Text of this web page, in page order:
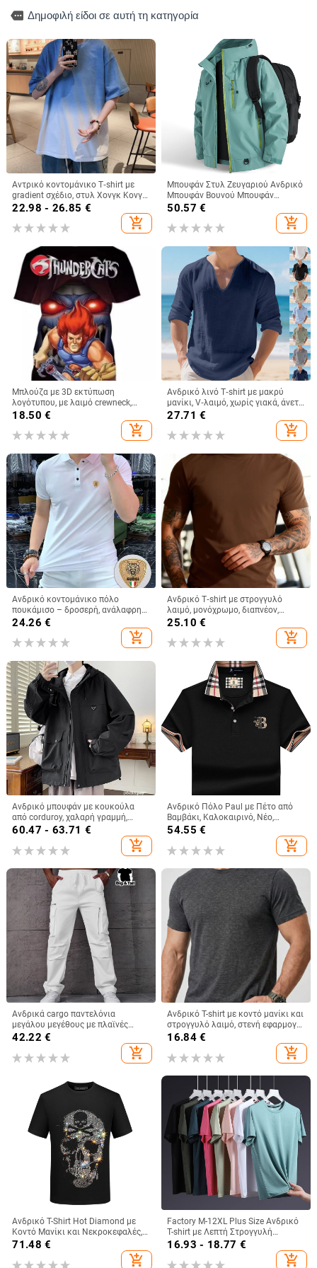
more Δημοφιλή είδοι σε αυτή τη κατηγορία
Αντρικό κοντομάνικο T‑shirt με
gradient σχέδιο, στυλ Χονγκ Κονγκ,
color-block, φαρδιά γραμμή
22.98 - 26.85 €
add_shopping_cart
Μπουφάν Στυλ Ζευγαριού Ανδρικό
Μπουφάν Βουνού Μπουφάν
Υπαίθρου Ορειβασίας Μπουφάν
50.57 €
add_shopping_cart
Μπλούζα με 3D εκτύπωση
λογότυπου, με λαιμό crewneck,
κοντά μανίκια, πολυεστέρα,
18.50 €
add_shopping_cart
Ανδρικό λινό T‑shirt με μακρύ
μανίκι, V‑λαιμό, χωρίς γιακά, άνετη
γραμμή
27.71 €
add_shopping_cart
Ανδρικό κοντομάνικο πόλο
πουκάμισο – δροσερή, ανάλαφρη
εφαρμογή, γιακάς πόλο, casual
24.26 €
add_shopping_cart
Ανδρικό T‑shirt με στρογγυλό
λαιμό, μονόχρωμο, διαπνέον,
γρήγορο στέγνωμα, βασικό
στρώμα για αθλητικά, κοντό
μανίκι
25.10 €
add_shopping_cart
Ανδρικό μπουφάν με κουκούλα
από corduroy, χαλαρή γραμμή,
αποσπώμενη κουκούλα, μακριά
μανίκια, κανονικό μήκος, κύριο
ύφασμα: τρίχωμα κουνελιού,
60.47 - 63.71 €
add_shopping_cart
Ανδρικό Πόλο Paul με Πέτο από
Βαμβάκι, Καλοκαιρινό, Νέο,
Επαγγελματικό, Casual, Ριχτό,
Κοντομάνικο T-Shirt, Ανδρικό,
Μοντέρνο
54.55 €
add_shopping_cart
Ανδρικά cargo παντελόνια
μεγάλου μεγέθους με πλαϊνές
τσέπες με καπάκια, φαρδιά γραμμή
42.22 €
add_shopping_cart
Ανδρικό T-shirt με κοντό μανίκι και
στρογγυλό λαιμό, στενή εφαρμογή,
δροσερό μείγμα πολυεστέρα, 180
g, κατάλληλο για καθημερινή
χρήση το καλοκαίρι, την άνοιξη
16.84€
add_shopping_cart
Ανδρικό T-Shirt Hot Diamond με
Κοντό Μανίκι και Νεκροκεφαλές,
Μοντέρνο Ευρωπαϊκό T-Shirt Spirit
Boy, Μεγάλο Μέγεθος, Casual
Ανδρικό Ημίμανικο, από Βαμβάκι
71.48 €
add_shopping_cart
Factory M-12XL Plus Size Ανδρικό
T-shirt με Λεπτή Στρογγυλή
Λαιμόκοψη και Γρήγορο Στέγνωμα,
Κοντομάνικο, Καλοκαιρινό, Λεπτό,
Μακρύ T-shirt με Μισό Μανίκια
16.93 - 18.77 €
add_shopping_cart